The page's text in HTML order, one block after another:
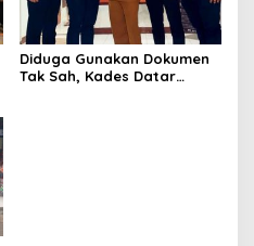
Diduga Gunakan Dokumen
Tak Sah, Kades Datar